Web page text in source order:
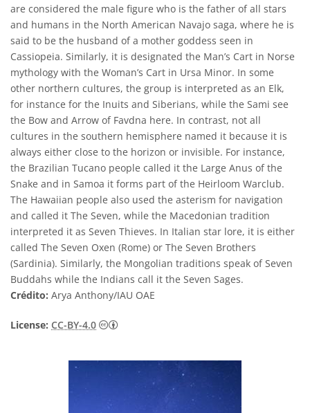
are considered the male figure who is the father of all stars
and humans in the North American Navajo saga, where he is
said to be the husband of a mother goddess seen in
Cassiopeia. Similarly, it is designated the Man’s Cart in Norse
mythology with the Woman’s Cart in Ursa Minor. In some
other northern cultures, the group is interpreted as an Elk,
for instance for the Inuits and Siberians, while the Sami see
the Bow and Arrow of Favdna here. In contrast, not all
cultures in the southern hemisphere named it because it is
always either close to the horizon or invisible. For instance,
the Brazilian Tucano people called it the Large Anus of the
Snake and in Samoa it forms part of the Heirloom Warclub.
The Hawaiian people also used the asterism for navigation
and called it The Seven, while the Macedonian tradition
interpreted it as Seven Thieves. In Italian star lore, it is either
called The Seven Oxen (Rome) or The Seven Brothers
(Sardinia). Similarly, the Mongolian traditions speak of Seven
Buddahs while the Indians call it the Seven Sages.
Crédito: Arya Anthony/IAU OAE
License: CC-BY-4.0 Creative Commons Attribution 4.0